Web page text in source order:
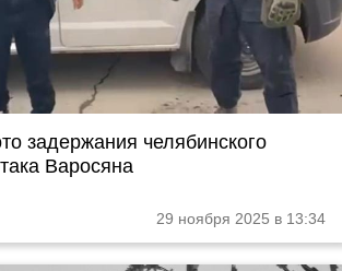
задержания челябинского
Варосяна
29 ноября 2025 в 13:34